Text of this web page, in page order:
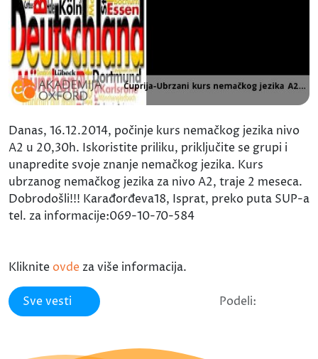
Danas, 16.12.2014, počinje kurs nemačkog jezika nivo
A2 u 20,30h. Iskoristite priliku, priključite se grupi i
unapredite svoje znanje nemačkog jezika. Kurs
ubrzanog nemačkog jezika za nivo A2, traje 2 meseca.
Dobrodošli!!! Karađorđeva18, Isprat, preko puta SUP-a
tel. za informacije:069-10-70-584
Kliknite ovde za više informacija.
Sve vesti Podeli: